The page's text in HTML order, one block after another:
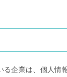
る企業は、個人情